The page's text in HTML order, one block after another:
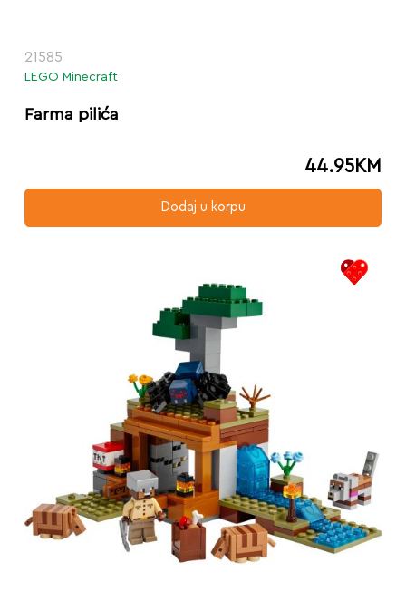
21585
LEGO Minecraft
Farma pilića
44.95KM
Dodaj u korpu